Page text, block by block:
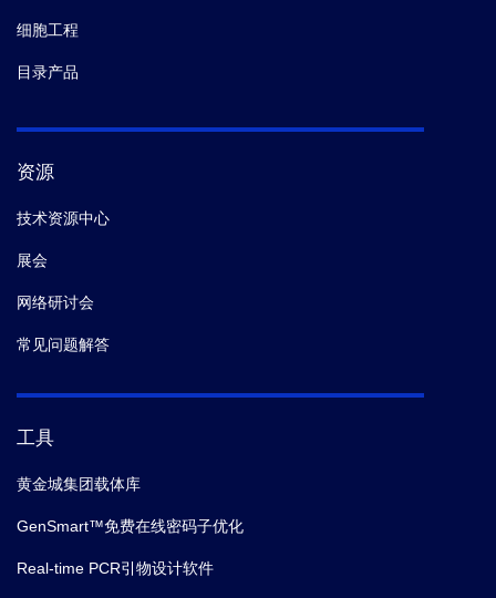
细胞工程
目录产品
资源
技术资源中心
展会
网络研讨会
常见问题解答
工具
黄金城集团载体库
GenSmart™免费在线密码子优化
Real-time PCR引物设计软件